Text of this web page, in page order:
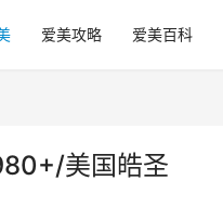
爱美攻略 爱美百科
美国皓圣